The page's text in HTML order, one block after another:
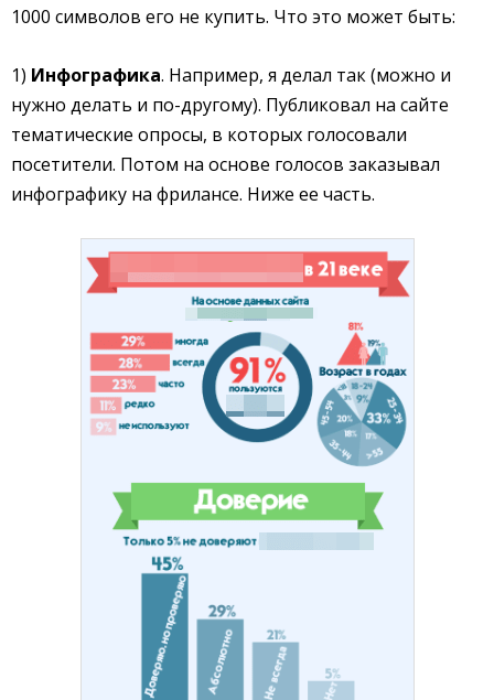
1000 символов его не купить. Что это может быть:
1) Инфографика. Например, я делал так (можно и
нужно делать и по-другому). Публиковал на сайте
тематические опросы, в которых голосовали
посетители. Потом на основе голосов заказывал
инфографику на фрилансе. Ниже ее часть.